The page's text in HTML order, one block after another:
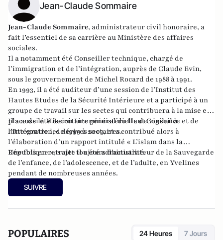
Jean-Claude Sommaire
Jean-Claude Sommaire, administrateur civil honoraire, a
fait l’essentiel de sa carrière au Ministère des affaires
sociales.
Il a notamment été Conseiller technique, chargé de
l’immigration et de l’intégration, auprès de Claude Evin,
sous le gouvernement de Michel Rocard de 1988 à 1991.
En 1993, il a été auditeur d’une session de l’Institut des
Hautes Etudes de la Sécurité Intérieure et a participé à un
groupe de travail sur les sectes qui contribuera à la mise en
place de la Mission Interministérielle de vigilance et de
lutte contre les dérives sectaires.
Il a aussi été Secrétaire général du Haut Conseil à
l’Intégration, de 1999 à 2003, et a contribué alors à
l’élaboration d’un rapport intitulé « L’islam dans la
République », sujet toujours d’actualité.
Une fois en retraite il a été administrateur de la Sauvegarde
de l’enfance, de l’adolescence, et de l’adulte, en Yvelines
pendant de nombreuses années.
SUIVRE
POPULAIRES 24 Heures 7 Jours